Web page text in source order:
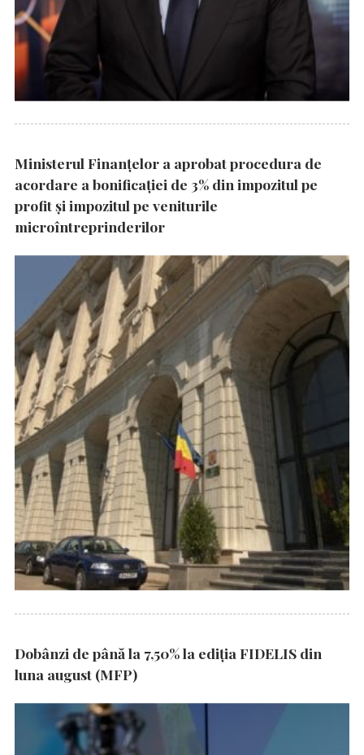
Ministerul Finanțelor a aprobat procedura de
acordare a bonificației de 3% din impozitul pe
profit și impozitul pe veniturile
microîntreprinderilor
Dobânzi de până la 7,50% la ediția FIDELIS din
luna august (MFP)